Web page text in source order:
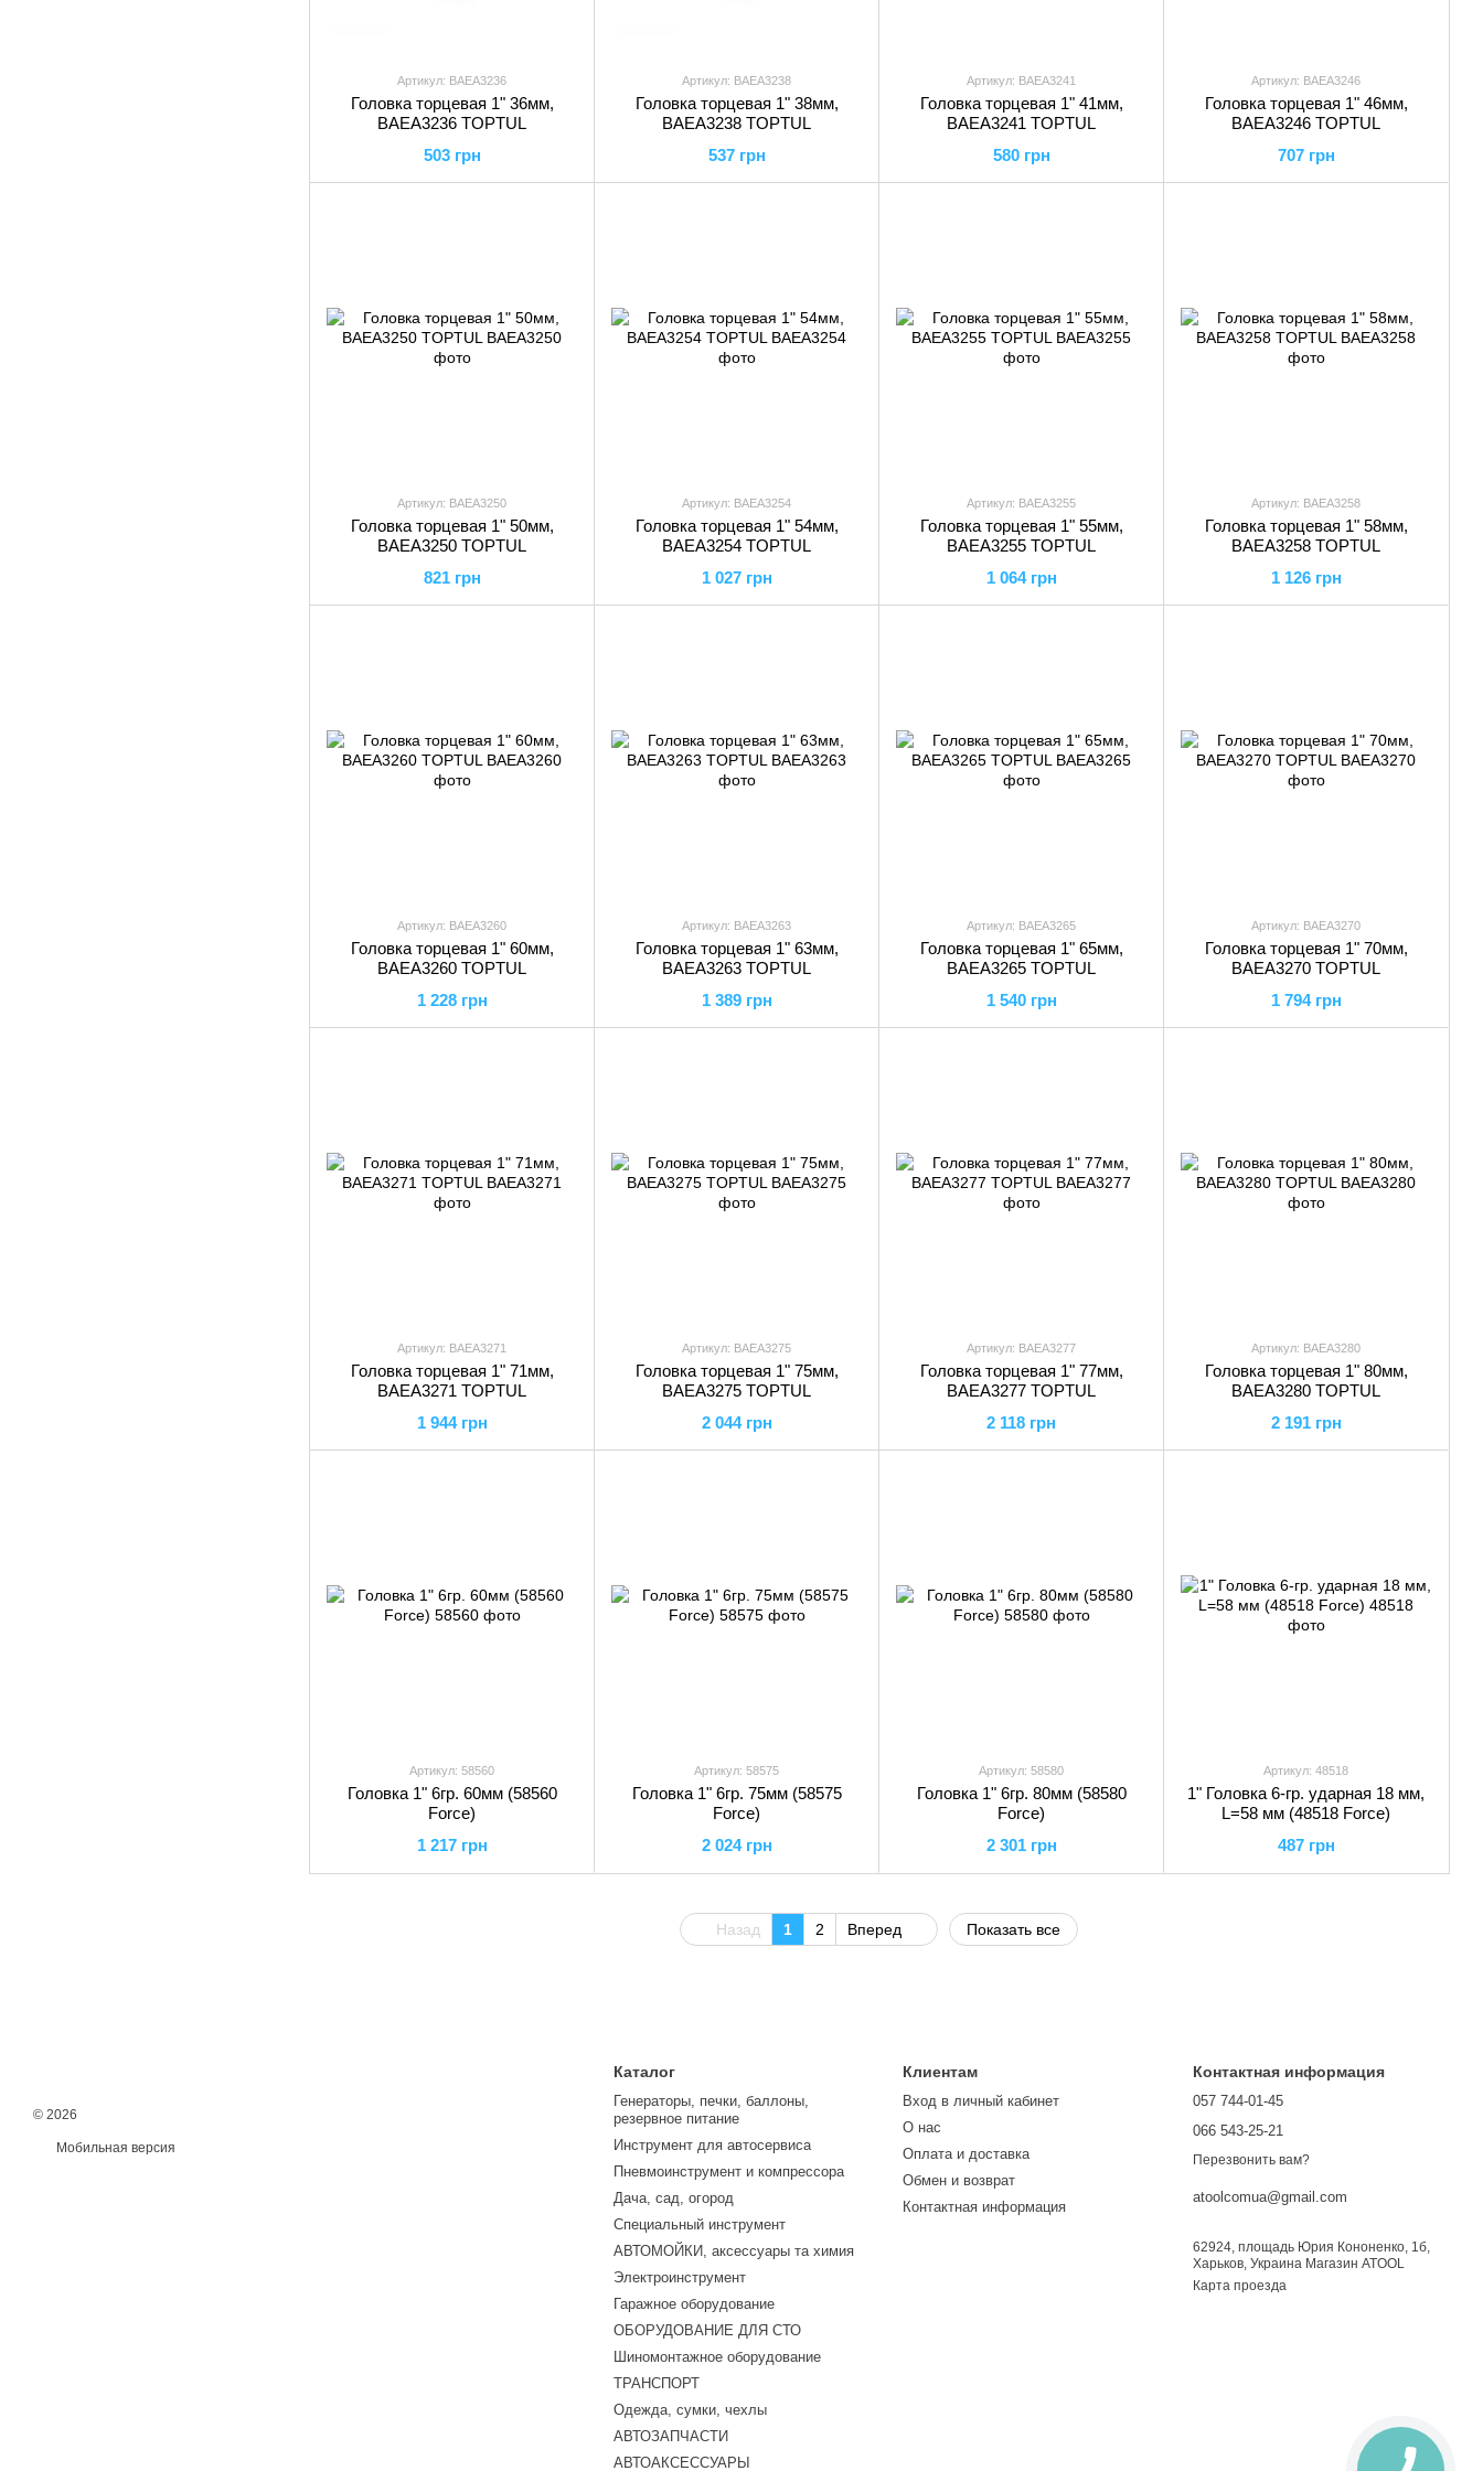
Артикул: BAEA3236
Головка торцевая 1" 36мм,
BAEA3236 TOPTUL
503 грн
Артикул: BAEA3238
Головка торцевая 1" 38мм,
BAEA3238 TOPTUL
537 грн
Артикул: BAEA3241
Головка торцевая 1" 41мм,
BAEA3241 TOPTUL
580 грн
Артикул: BAEA3246
Головка торцевая 1" 46мм,
BAEA3246 TOPTUL
707 грн
Артикул: BAEA3250
Головка торцевая 1" 50мм,
BAEA3250 TOPTUL
821 грн
Артикул: BAEA3254
Головка торцевая 1" 54мм,
BAEA3254 TOPTUL
1 027 грн
Артикул: BAEA3255
Головка торцевая 1" 55мм,
BAEA3255 TOPTUL
1 064 грн
Артикул: BAEA3258
Головка торцевая 1" 58мм,
BAEA3258 TOPTUL
1 126 грн
Артикул: BAEA3260
Головка торцевая 1" 60мм,
BAEA3260 TOPTUL
1 228 грн
Артикул: BAEA3263
Головка торцевая 1" 63мм,
BAEA3263 TOPTUL
1 389 грн
Артикул: BAEA3265
Головка торцевая 1" 65мм,
BAEA3265 TOPTUL
1 540 грн
Артикул: BAEA3270
Головка торцевая 1" 70мм,
BAEA3270 TOPTUL
1 794 грн
Артикул: BAEA3271
Головка торцевая 1" 71мм,
BAEA3271 TOPTUL
1 944 грн
Артикул: BAEA3275
Головка торцевая 1" 75мм,
BAEA3275 TOPTUL
2 044 грн
Артикул: BAEA3277
Головка торцевая 1" 77мм,
BAEA3277 TOPTUL
2 118 грн
Артикул: BAEA3280
Головка торцевая 1" 80мм,
BAEA3280 TOPTUL
2 191 грн
Артикул: 58560
Головка 1" 6гр. 60мм (58560
Force)
1 217 грн
Артикул: 58575
Головка 1" 6гр. 75мм (58575
Force)
2 024 грн
Артикул: 58580
Головка 1" 6гр. 80мм (58580
Force)
2 301 грн
Артикул: 48518
1" Головка 6-гр. ударная 18 мм,
L=58 мм (48518 Force)
487 грн
Назад 1 2 Вперед Показать все
© 2026
Мобильная версия
Каталог
Генераторы, печки, баллоны,
резервное питание
Инструмент для автосервиса
Пневмоинструмент и компрессора
Дача, сад, огород
Специальный инструмент
АВТОМОЙКИ, аксессуары та химия
Электроинструмент
Гаражное оборудование
ОБОРУДОВАНИЕ ДЛЯ СТО
Шиномонтажное оборудование
ТРАНСПОРТ
Одежда, сумки, чехлы
АВТОЗАПЧАСТИ
АВТОАКСЕССУАРЫ
Клиентам
Вход в личный кабинет
О нас
Оплата и доставка
Обмен и возврат
Контактная информация
Контактная информация
057 744-01-45
066 543-25-21
Перезвонить вам?
atoolcomua@gmail.com
62924, площадь Юрия Кононенко, 1б,
Харьков, Украина Магазин ATOOL
Карта проезда